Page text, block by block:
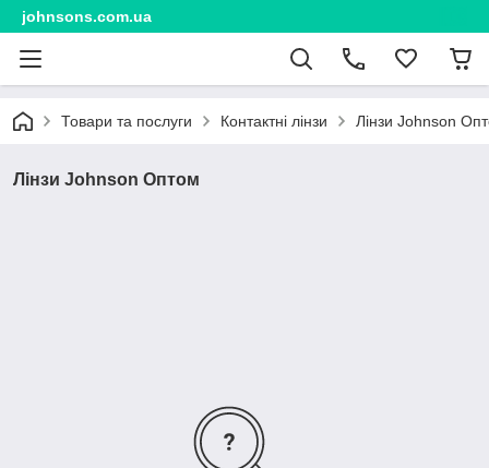
johnsons.com.ua
Товари та послуги Контактні лінзи Лінзи Johnson
Лінзи Johnson Оптом